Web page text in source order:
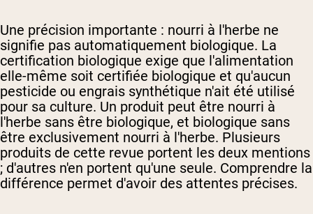
Une précision importante : nourri à l'herbe ne
signifie pas automatiquement biologique. La
certification biologique exige que l'alimentation
elle-même soit certifiée biologique et qu'aucun
pesticide ou engrais synthétique n'ait été utilisé
pour sa culture. Un produit peut être nourri à
l'herbe sans être biologique, et biologique sans
être exclusivement nourri à l'herbe. Plusieurs
produits de cette revue portent les deux mentions
; d'autres n'en portent qu'une seule. Comprendre la
différence permet d'avoir des attentes précises.